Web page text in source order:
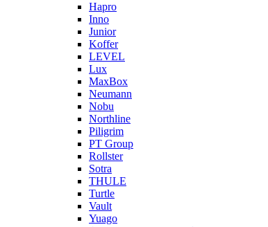
Hapro
Inno
Junior
Koffer
LEVEL
Lux
MaxBox
Neumann
Nobu
Northline
Piligrim
PT Group
Rollster
Sotra
THULE
Turtle
Vault
Yuago